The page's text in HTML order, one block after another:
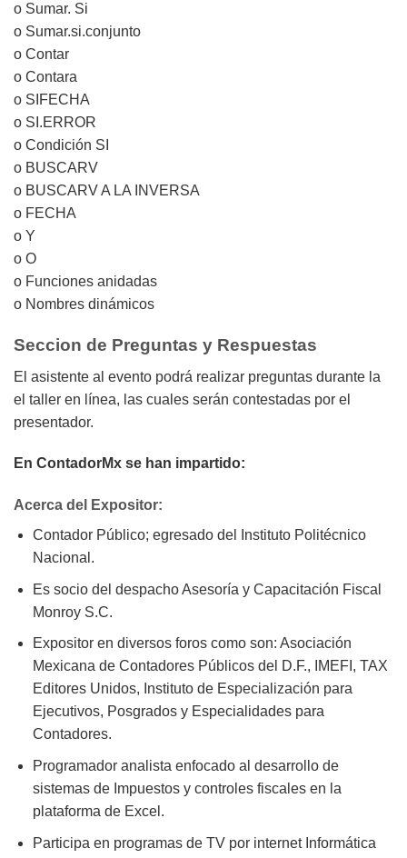
o Sumar. Si
o Sumar.si.conjunto
o Contar
o Contara
o SIFECHA
o SI.ERROR
o Condición SI
o BUSCARV
o BUSCARV A LA INVERSA
o FECHA
o Y
o O
o Funciones anidadas
o Nombres dinámicos
Seccion de Preguntas y Respuestas
El asistente al evento podrá realizar preguntas durante la
el taller en línea, las cuales serán contestadas por el
presentador.
En ContadorMx se han impartido:
Acerca del Expositor:
Contador Público; egresado del Instituto Politécnico
Nacional.
Es socio del despacho Asesoría y Capacitación Fiscal
Monroy S.C.
Expositor en diversos foros como son: Asociación
Mexicana de Contadores Públicos del D.F., IMEFI, TAX
Editores Unidos, Instituto de Especialización para
Ejecutivos, Posgrados y Especialidades para
Contadores.
Programador analista enfocado al desarrollo de
sistemas de Impuestos y controles fiscales en la
plataforma de Excel.
Participa en programas de TV por internet Informática